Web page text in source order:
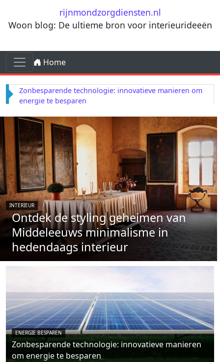
Ga naar de inhoudrijnmondzorgdiensten.nl
Woon blog: De ultieme bron voor interieurideeën
Ga naar de inhoud
Hoofdnavigatie
Home
Zonbesparende technologie: innovatieve manieren om
energie te besparen
INTERIEUR
Ontdek de styling geheimen van
Middeleeuws minimalisme in
hedendaags interieur
ENERGIE BESPAREN
Zonbesparende technologie: innovatieve manieren
om energie te besparen